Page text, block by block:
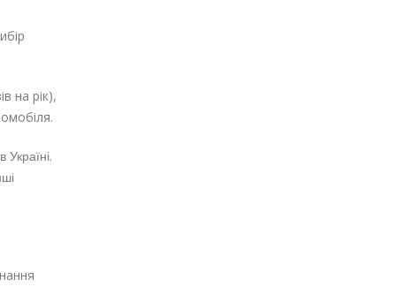
на рік),
Україні.